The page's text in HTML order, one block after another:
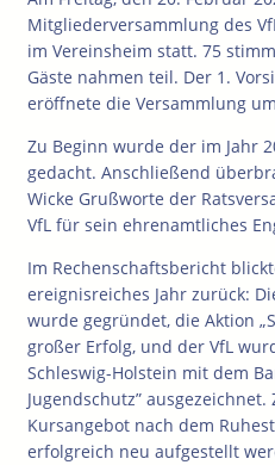
Mitgliederversammlung des
im Vereinsheim statt. 75
Gäste nahmen teil. Der 1.
eröffnete die Versammlung
Zu Beginn wurde der im Jahr
gedacht. Anschließend
Wicke Grußworte der
VfL für sein ehrenamtliches
Im Rechenschaftsbericht
ereignisreiches Jahr zurück:
wurde gegründet, die Aktion
großer Erfolg, und der VfL
Schleswig-Holstein mit dem
Jugendschutz”
Kursangebot nach dem
erfolgreich neu aufgestellt